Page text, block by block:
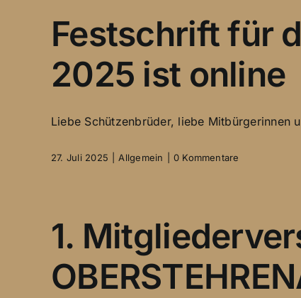
Festschrift für
2025 ist online
Liebe Schützenbrüder, liebe Mitbürgerinnen
27. Juli 2025 Allgemein 0 Kommentare
1.